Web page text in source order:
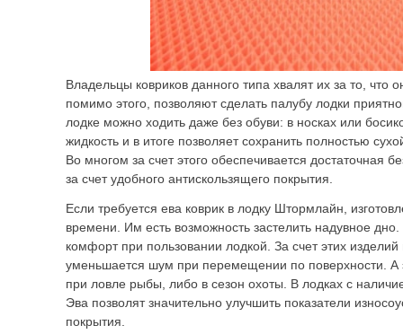
Владельцы ковриков данного типа хвалят их за то, что
помимо этого, позволяют сделать палубу лодки
лодке можно ходить даже без обуви: в носках или
жидкость и в итоге позволяет сохранить полностью
Во многом за счет этого обеспечивается достаточная
за счет удобного антискользящего покрытия.
Если требуется ева коврик в лодку Штормлайн,
времени. Им есть возможность застелить надувное
комфорт при пользовании лодкой. За счет этих изделий
уменьшается шум при перемещении по поверхности. А
при ловле рыбы, либо в сезон охоты. В лодках с
Эва позволят значительно улучшить показатели
покрытия.